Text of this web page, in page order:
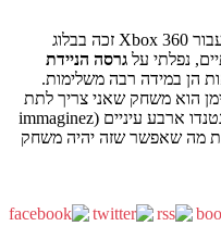
נפלתי על גרסה הניידת
הן במידה רבה משלימות.
הוא משחק שאני צריך לתת
חומר למחשבה לבעלי אתרים אחרים, נינטנדו ארבע עיניים (immaginez
מה שאפשר שזה יהיה משחק